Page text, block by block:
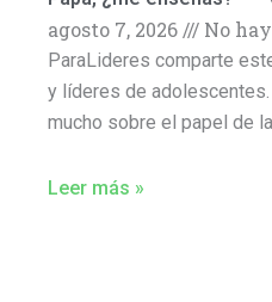
agosto 7, 2026 No
ParaLideres comparte
y líderes de
mucho sobre el papel de
Leer más »